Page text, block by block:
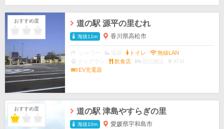
おすすめ度 道の駅 源平の里むれ
海抜11m 香川県高松市
トイレ
無線LAN
ドッグラン
飲食店 宿泊施設
ATM
EV充電器
おすすめ度 道の駅 津島やすらぎの里
海抜10m 愛媛県宇和島市